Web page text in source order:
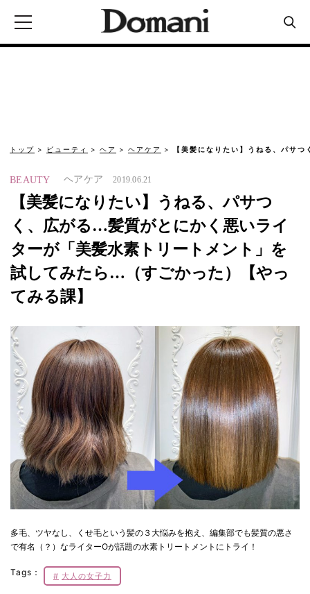
トップ ビューティ ヘア ヘアケア 【美髪になりたい】うねる、パサ
BEAUTY ヘアケア 2019.06.21
【美髪になりたい】うねる、パサつ
く、広がる…髪質がとにかく悪いライ
ターが「美髪水素トリートメント」を
試してみたら…（すごかった）【やっ
てみる課】
多毛、ツヤなし、くせ毛という髪の３大悩みを抱え、編集部でも髪質の悪さ
で有名（？）なライターOが話題の水素トリートメントにトライ！
Tags： 大人の女子力